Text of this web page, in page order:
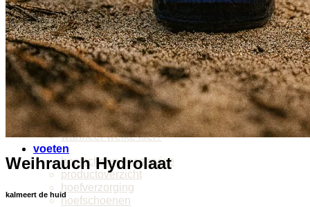
over voeding
verzorging
lees meer over verzorging
> huid en haar
> hoefverzorging
> borstels van Cappall
> borstels van Borstiq
> eerste hulp
> etherische olie
maak zelf verzorgingsspray
wanneer welke klei?
voeten
hoefschoen passervice
productoverzicht
hoefverzorging
hoefschoenen
Weihrauch Hydrolaat
kalmeert de huid